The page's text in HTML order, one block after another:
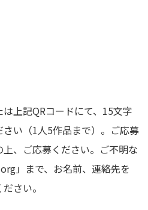
は上記QRコードにて、15文字
い（1人5作品まで）。 ご応募
、ご応募ください。ご不明な
」まで、お名前、連絡先を
さい。